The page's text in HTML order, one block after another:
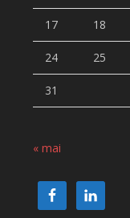
17 18
24 25
31
« mai